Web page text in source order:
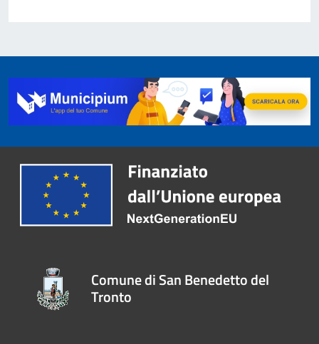
Comune di San Benedetto del
Tronto